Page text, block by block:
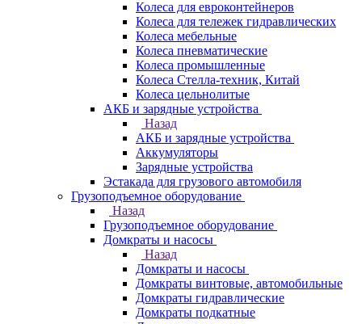
Колеса для евроконтейнеров
Колеса для тележек гидравлических
Колеса мебельные
Колеса пневматические
Колеса промышленные
Колеса Стелла-техник, Китай
Колеса цельнолитые
АКБ и зарядные устройства
Назад
АКБ и зарядные устройства
Аккумуляторы
Зарядные устройства
Эстакада для грузового автомобиля
Грузоподъемное оборудование
Назад
Грузоподъемное оборудование
Домкраты и насосы
Назад
Домкраты и насосы
Домкраты винтовые, автомобильные
Домкраты гидравлические
Домкраты подкатные